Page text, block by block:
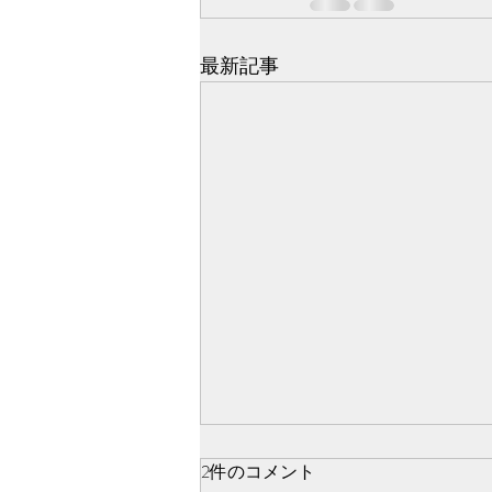
最新記事
ばいばい🧸！！！
2件のコメント